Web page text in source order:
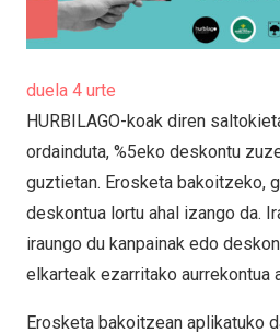
duela 4 urte
HURBILAGO-koak diren
ordainduta, %5eko deskontu
guztietan. Erosketa bakoitzeko,
deskontua lortu ahal izango da.
iraungo du kanpainak edo
elkarteak ezarritako aurrekontua
Erosketa bakoitzean aplikatuko